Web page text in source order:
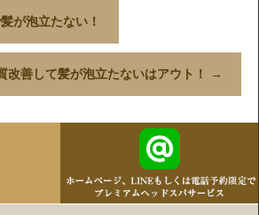
が泡立たない！
改善して髪が泡立たないはアウト！ →